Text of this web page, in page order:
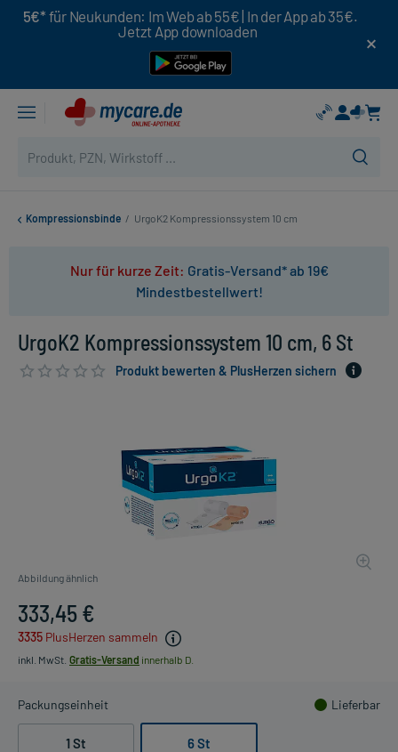
5€* für Neukunden: Im Web ab 55€ | In der App ab 35€.
Jetzt App downloaden
Kompressionsbinde / UrgoK2 Kompressionssystem 10 cm
Nur für kurze Zeit: Gratis-Versand* ab 19€
Mindestbestellwert!
UrgoK2 Kompressionssystem 10 cm, 6 St
Produkt bewerten & PlusHerzen sichern
Abbildung ähnlich
333,45 €
3335 PlusHerzen sammeln
inkl. MwSt. Gratis-Versand innerhalb D.
Packungseinheit Lieferbar
1 St 6 St